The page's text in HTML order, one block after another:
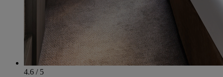
4.6 / 5